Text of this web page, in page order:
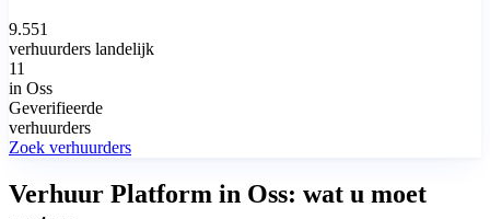
9.551
verhuurders landelijk
11
in Oss
Geverifieerde
verhuurders
Zoek verhuurders
Verhuur Platform in Oss: wat u moet